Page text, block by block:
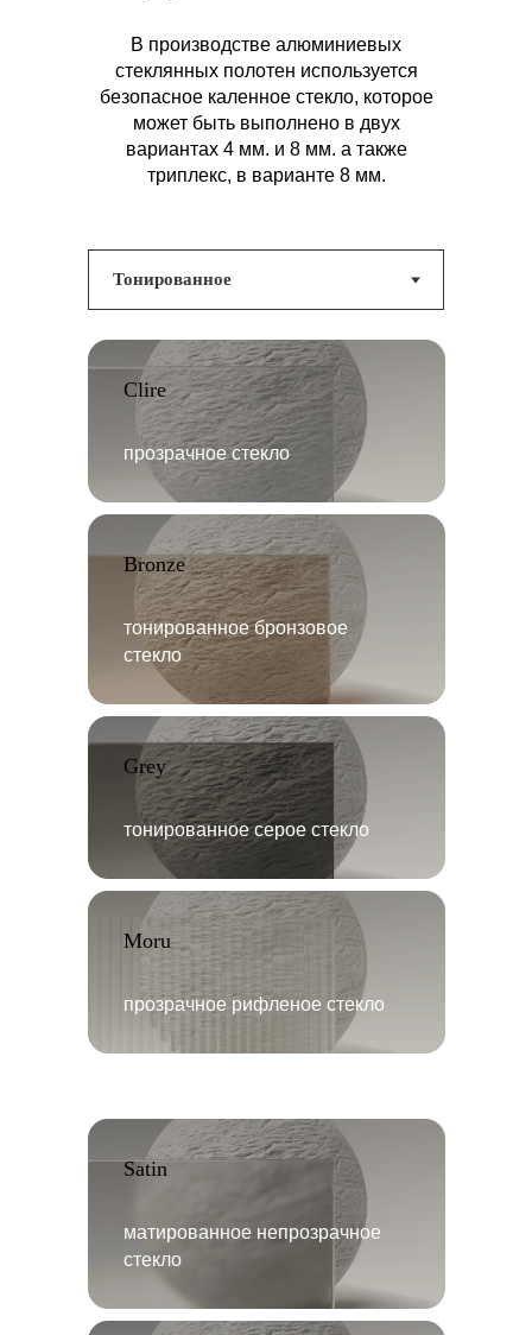
В производстве алюминиевых
стеклянных полотен используется
безопасное каленное стекло, которое
может быть выполнено в двух
вариантах 4 мм. и 8 мм. а также
триплекс, в варианте 8 мм.
Clire
прозрачное стекло
Bronze
тонированное бронзовое
стекло
Grey
тонированное серое стекло
Moru
прозрачное рифленое стекло
Satin
матированное непрозрачное
стекло